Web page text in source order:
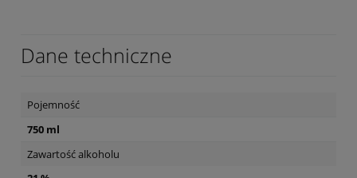
Dane techniczne
Pojemność
750 ml
Zawartość alkoholu